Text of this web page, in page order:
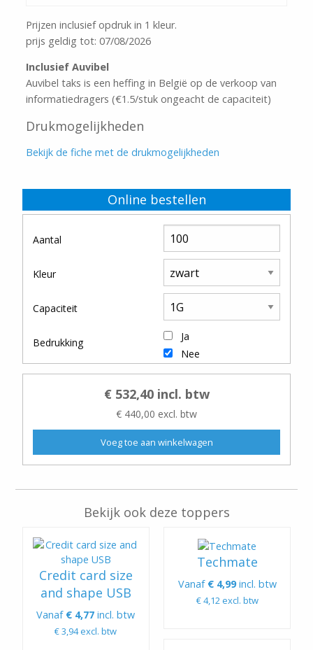
Prijzen inclusief opdruk in 1 kleur.
prijs geldig tot: 07/08/2026
Inclusief Auvibel
Auvibel taks is een heffing in België op de verkoop van
informatiedragers (€1.5/stuk ongeacht de capaciteit)
Drukmogelijkheden
Bekijk de fiche met de drukmogelijkheden
Online bestellen
Aantal
Kleur
Capaciteit
Bedrukking
Ja
Nee
€ 532,40 incl. btw
€ 440,00 excl. btw
Bekijk ook deze toppers
Credit card size
and shape USB
Vanaf € 4,77 incl. btw
€ 3,94 excl. btw
Techmate
Vanaf € 4,99incl. btw
€ 4,12 excl. btw